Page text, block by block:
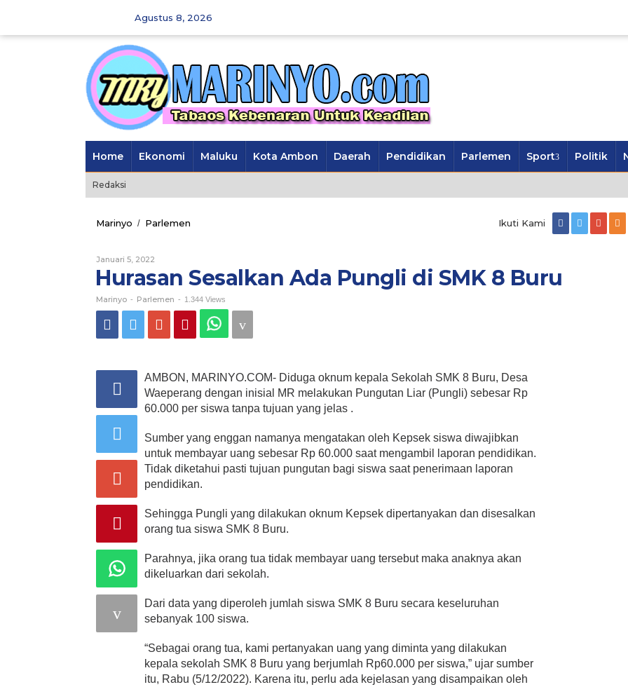
Agustus 8, 2026
Home Ekonomi Maluku Kota Ambon Daerah Pendidikan Parlemen Sport Politik
Redaksi
Marinyo / Parlemen
di
SMK
8
Buru
Ikuti Kami
Januari 5, 2022
Hurasan Sesalkan Ada Pungli di SMK 8 Buru
Marinyo - Parlemen - 1.344 Views
AMBON, MARINYO.COM- Diduga oknum kepala Sekolah SMK 8 Buru, Desa
Waeperang dengan inisial MR melakukan Pungutan Liar (Pungli) sebesar Rp
60.000 per siswa tanpa tujuan yang jelas .
Sumber yang enggan namanya mengatakan oleh Kepsek siswa diwajibkan
untuk membayar uang sebesar Rp 60.000 saat mengambil laporan pendidikan.
Tidak diketahui pasti tujuan pungutan bagi siswa saat penerimaan laporan
pendidikan.
Sehingga Pungli yang dilakukan oknum Kepsek dipertanyakan dan disesalkan
orang tua siswa SMK 8 Buru.
Parahnya, jika orang tua tidak membayar uang tersebut maka anaknya akan
dikeluarkan dari sekolah.
Dari data yang diperoleh jumlah siswa SMK 8 Buru secara keseluruhan
sebanyak 100 siswa.
“Sebagai orang tua, kami pertanyakan uang yang diminta yang dilakukan
kepala sekolah SMK 8 Buru yang berjumlah Rp60.000 per siswa,” ujar sumber
itu, Rabu (5/12/2022). Karena itu, perlu ada kejelasan yang disampaikan oleh